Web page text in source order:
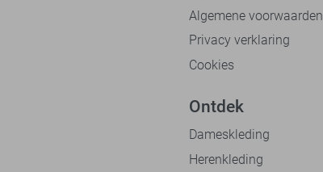
Algemene voorwaarden
Privacy verklaring
Cookies
Ontdek
Dameskleding
Herenkleding